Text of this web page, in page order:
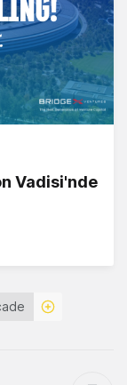
Vadisi'nde